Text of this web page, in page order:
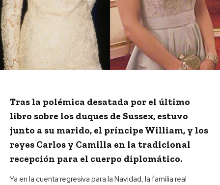
Tras la polémica desatada por el último
libro sobre los duques de Sussex, estuvo
junto a su marido, el príncipe William, y los
reyes Carlos y Camilla en la tradicional
recepción para el cuerpo diplomático.
Ya en la cuenta regresiva para la Navidad, la familia real